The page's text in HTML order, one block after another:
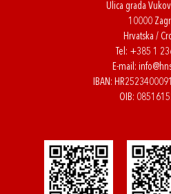
Ulica grada
10000
Hrvatska /
Tel: +385 1
E-mail:
IBAN:
OIB: